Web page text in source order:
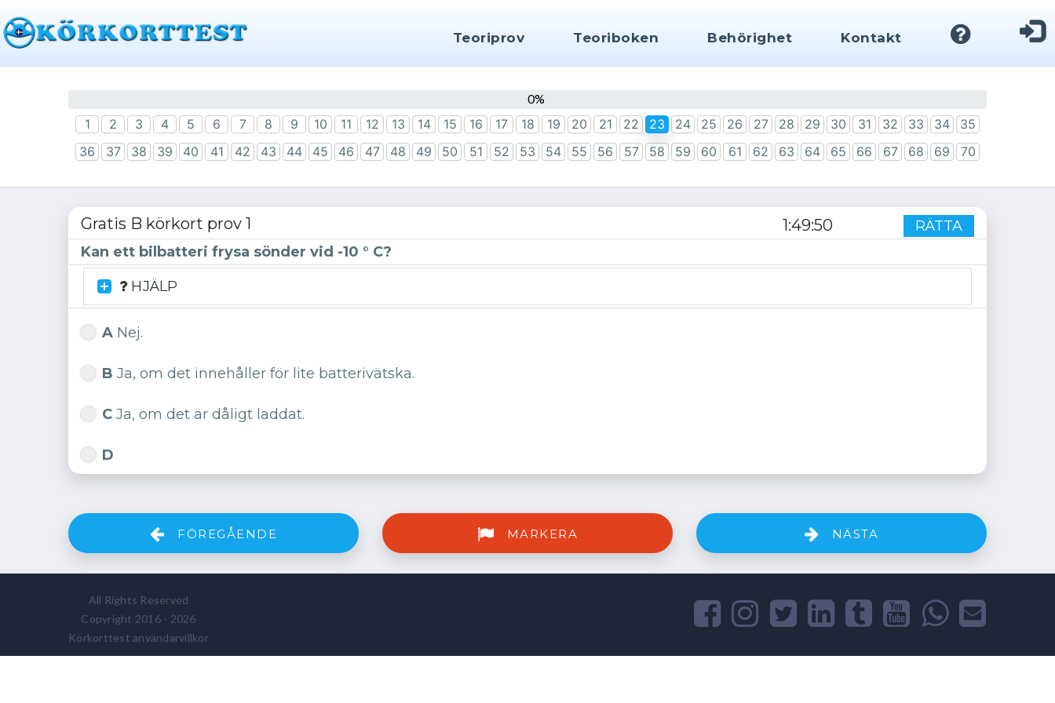
Teoriprov Teoriboken Behörighet Kontakt
0
1 2 3 4 5 6 7 8 9 10 11 12 13 14 15 16 17 18 19 20 21 22 23 24 25 26 27 28 29 30 31 32 33 34
35
36
37 38 39 40 41 42 43 44 45 46 47 48 49 50 51 52 53 54 55 56 57 58 59 60 61 62 63 64 65 66 67 68 69 70
Gratis B körkort prov 1 1:49:50
RÄTTA
Kan ett bilbatteri frysa sönder vid -10 ° C?
HJÄLP
A Nej.
B Ja, om det innehåller för lite batterivätska.
C Ja, om det är dåligt laddat.
D
NÄSTA
MARKERA
FÖREGÅENDE
All Rights Reserved
Copyright 2016 - 2026
Körkorttest användarvillkor